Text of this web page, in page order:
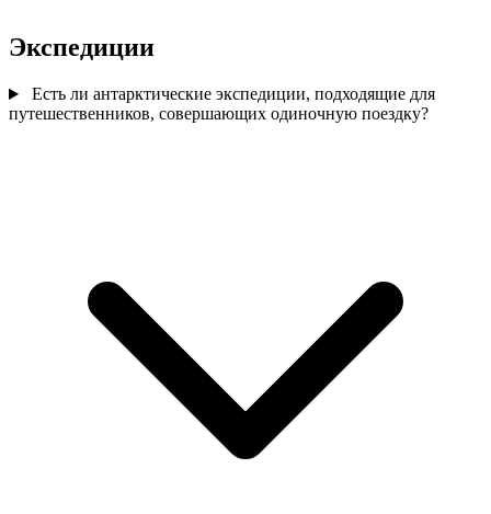
Экспедиции
Есть ли антарктические экспедиции, подходящие для
путешественников, совершающих одиночную поездку?